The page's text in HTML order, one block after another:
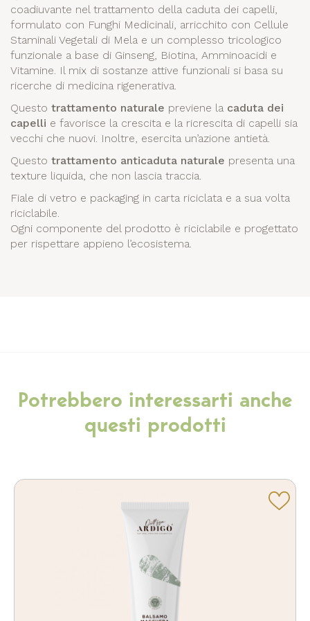
Vitamine. Questo mix di sostanze attive
funzionali si basa su ricerche di
medicina rigenerativa.
Adatto a tutti i tipi di cute.
coadiuvante nel trattamento della caduta dei capelli,
formulato con Funghi Medicinali, arricchito con Cellule
Staminali Vegetali di Mela e un complesso tricologico
funzionale a base di Ginseng, Biotina, Amminoacidi e
Vitamine. Il mix di sostanze attive funzionali si basa su
ricerche di medicina rigenerativa.
Questo trattamento naturale previene la caduta dei
capelli e favorisce la crescita e la ricrescita di capelli sia
vecchi che nuovi. Inoltre, esercita un’azione antietà.
Questo trattamento anticaduta naturale presenta una
texture liquida, che non lascia traccia.
Fiale di vetro e packaging in carta riciclata e a sua volta
riciclabile.
Ogni componente del prodotto è riciclabile e progettato
per rispettare appieno l’ecosistema.
Potrebbero interessarti anche
questi prodotti